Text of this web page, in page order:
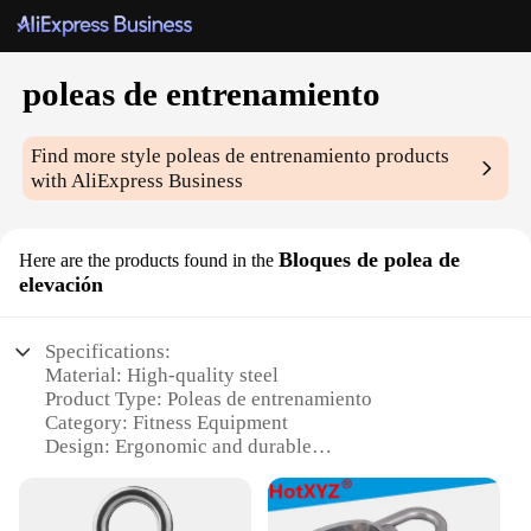
poleas de entrenamiento
Find more stylepoleas de entrenamiento products
with AliExpress Business
Here are the products found in the Bloques de polea de
elevación
Specifications:
Material: High-quality steel
Product Type: Poleas de entrenamiento
Category: Fitness Equipment
Design: Ergonomic and durable
Performance: Smooth and efficient lifting
Quantity: Available in sets